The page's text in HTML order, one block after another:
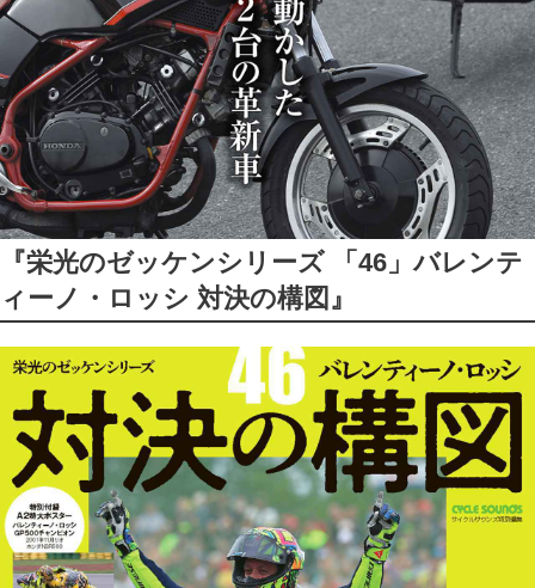
『栄光のゼッケンシリーズ 「46」バレンテ
ィーノ・ロッシ 対決の構図』